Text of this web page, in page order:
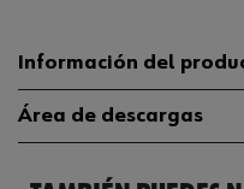
Información del
Anchura de la cabeza
Área de descargas